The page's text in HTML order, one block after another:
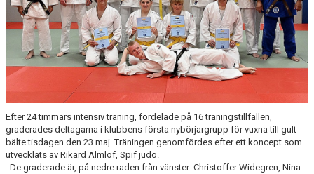
VECKOSCHEMA
Efter 24 timmars intensiv träning, fördelade på 16 träningstillfällen,
graderades deltagarna i klubbens första nybörjargrupp för vuxna till gult
bälte tisdagen den 23 maj. Träningen genomfördes efter ett koncept som
utvecklats av Rikard Almlöf, Spif judo.
De graderade är, på nedre raden från vänster: Christoffer Widegren, Nina